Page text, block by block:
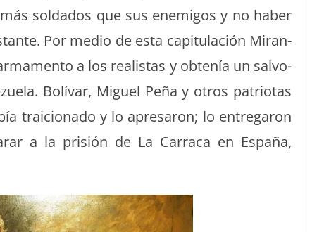
sol­da­dos que sus ene­mi­gos y no haber
Por medio de esta capit­u­lación Miran­
a los real­is­tas y obtenía un salvo­
Bolí­var, Miguel Peña y otros patri­o­tas
traiciona­do y lo apre­saron; lo entre­garon
a la prisión de La Car­ra­ca en España,